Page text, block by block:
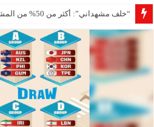
“خلف مشهداني”: أكثر من 50% من المشاركين حجزوا للدورة القادمة.. واختتام ناجح لفعاليات ثلاثية مشهداني الصناعية